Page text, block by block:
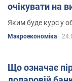
очікувати на
Яким буде курс у
Mакроекономіка
Що означає